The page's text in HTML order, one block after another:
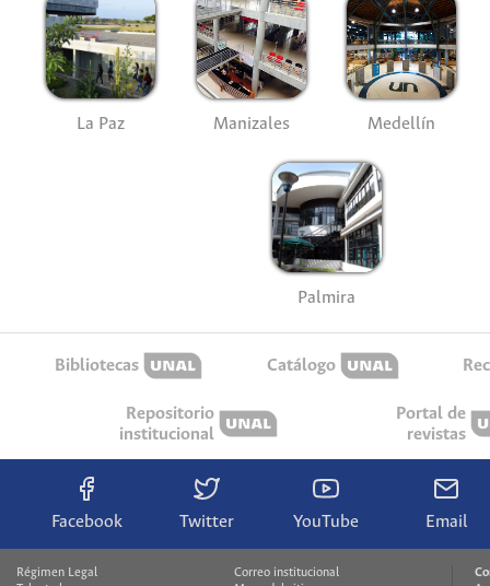
La Paz Manizales Medellín
Palmira
Bibliotecas Catálogo
Repositorio
institucional
Portal de
revistas
Facebook Twitter YouTube Email
Régimen Legal
Correo institucional